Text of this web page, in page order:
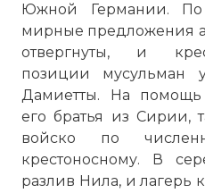
Южной Германии. По
мирные предложения
отвергнуты, и
позиции
Дамиетты. На
его братья из Сирии,
войско по
крестоносному. В
разлив Нила, и лагерь